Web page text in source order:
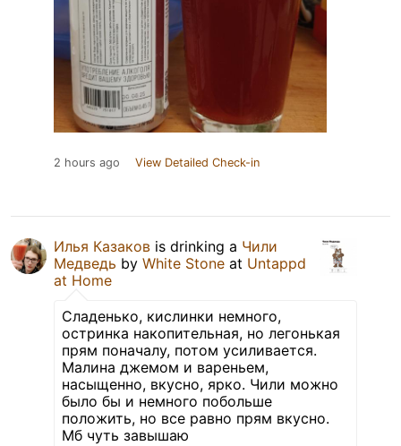
2 hours ago View Detailed Check-in
Илья Казаков is drinking a Чили
Медведь by White Stone at Untappd
at Home
Сладенько, кислинки немного,
остринка накопительная, но легонькая
прям поначалу, потом усиливается.
Малина джемом и вареньем,
насыщенно, вкусно, ярко. Чили можно
было бы и немного побольше
положить, но все равно прям вкусно.
Мб чуть завышаю